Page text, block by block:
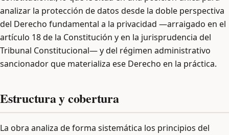
analizar la protección de datos desde la doble perspectiva
del Derecho fundamental a la privacidad —arraigado en el
artículo 18 de la Constitución y en la jurisprudencia del
Tribunal Constitucional— y del régimen administrativo
sancionador que materializa ese Derecho en la práctica.
Estructura y cobertura
La obra analiza de forma sistemática los principios del